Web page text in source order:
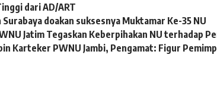
dari AD/ART
doakan suksesnya Muktamar Ke-35 NU
Jatim Tegaskan Keberpihakan NU terhadap
Karteker PWNU Jambi, Pengamat: Figur